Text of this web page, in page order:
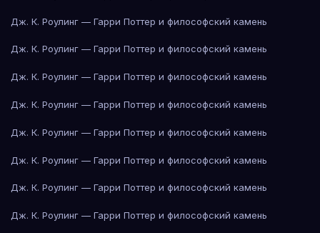
Дж. К. Роулинг — Гарри Поттер и философский камень
Дж. К. Роулинг — Гарри Поттер и философский камень
Дж. К. Роулинг — Гарри Поттер и философский камень
Дж. К. Роулинг — Гарри Поттер и философский камень
Дж. К. Роулинг — Гарри Поттер и философский камень
Дж. К. Роулинг — Гарри Поттер и философский камень
Дж. К. Роулинг — Гарри Поттер и философский камень
Дж. К. Роулинг — Гарри Поттер и философский камень